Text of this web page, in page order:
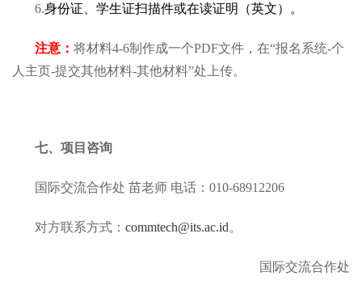
6.身份证、学生证扫描件或在读证明（英文）。
注意： 将材料4-6制作成一个PDF文件，在“报名系统-个
人主页-提交其他材料-其他材料”处上传。
七、项目咨询
国际交流合作处 苗老师 电话：010-68912206
对方联系方式： commtech@its.ac.id。
国际交流合作处